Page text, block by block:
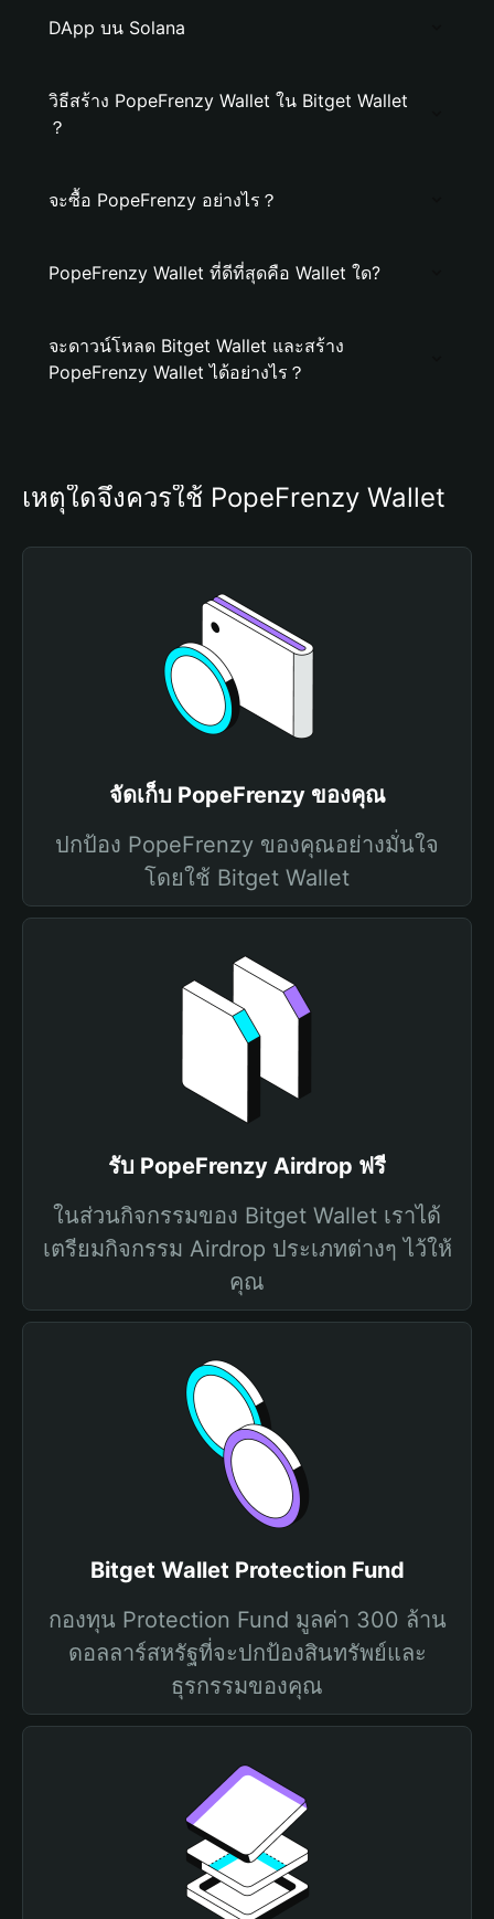
DApp บน Solana
วิธีสร้าง PopeFrenzy Wallet ใน Bitget Wallet
？
จะซื้อ PopeFrenzy อย่างไร？
PopeFrenzy Wallet ที่ดีที่สุดคือ Wallet ใด?
จะดาวน์โหลด Bitget Wallet และสร้าง
PopeFrenzy Wallet ได้อย่างไร？
เหตุใดจึงควรใช้ PopeFrenzy Wallet
จัดเก็บ PopeFrenzy ของคุณ
ปกป้อง PopeFrenzy ของคุณอย่างมั่นใจ
โดยใช้ Bitget Wallet
รับ PopeFrenzy Airdrop ฟรี
ในส่วนกิจกรรมของ Bitget Wallet เราได้
เตรียมกิจกรรม Airdrop ประเภทต่างๆ ไว้ให้
คุณ
Bitget Wallet Protection Fund
กองทุน Protection Fund มูลค่า 300 ล้าน
ดอลลาร์สหรัฐที่จะปกป้องสินทรัพย์และ
ธุรกรรมของคุณ